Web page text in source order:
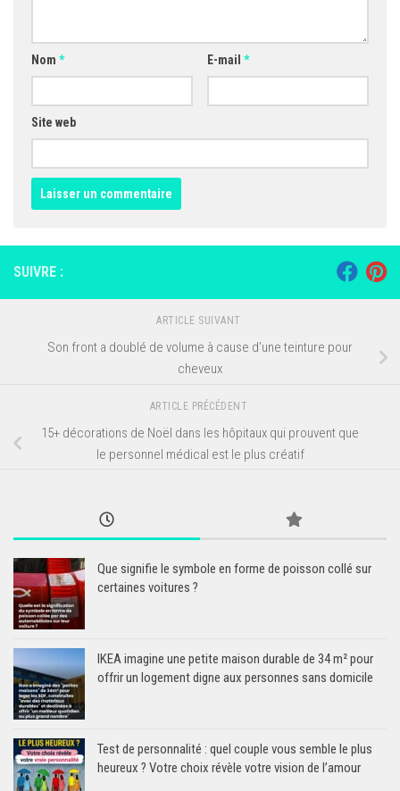
Nom * E-mail *
Site web
SUIVRE :
ARTICLE SUIVANT
Son front a doublé de volume à cause d’une teinture pour
cheveux
ARTICLE PRÉCÉDENT
15+ décorations de Noël dans les hôpitaux qui prouvent que
le personnel médical est le plus créatif
Que signifie le symbole en forme de poisson collé sur
certaines voitures ?
IKEA imagine une petite maison durable de 34 m² pour
offrir un logement digne aux personnes sans domicile
Test de personnalité : quel couple vous semble le plus
heureux ? Votre choix révèle votre vision de l’amour